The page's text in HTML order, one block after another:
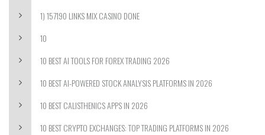
1) 157190 LINKS MIX CASINO DONE
10
10 BEST AI TOOLS FOR FOREX TRADING 2026
10 BEST AI-POWERED STOCK ANALYSIS PLATFORMS IN 2026
10 BEST CALISTHENICS APPS IN 2026
10 BEST CRYPTO EXCHANGES: TOP TRADING PLATFORMS IN 2026